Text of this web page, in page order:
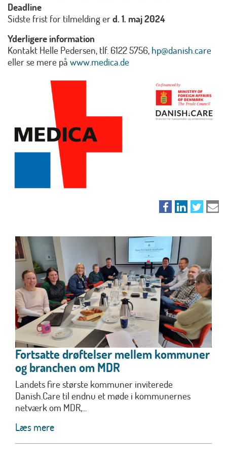
Deadline
Sidste frist for tilmelding erd. 1. maj 2024
Yderligere information
Kontakt Helle Pedersen, tlf. 6122 5756, hp@danish.care
eller se mere på www.medica.de
Fortsatte drøftelser mellem kommuner
og branchen om MDR
Landets fire største kommuner inviterede
Danish.Care til endnu et møde i kommunernes
netværk om MDR,...
Læs mere